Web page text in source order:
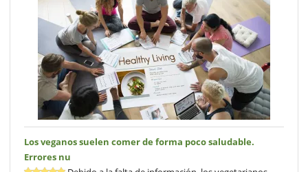
Los veganos suelen comer de forma poco saludable.
Errores nu